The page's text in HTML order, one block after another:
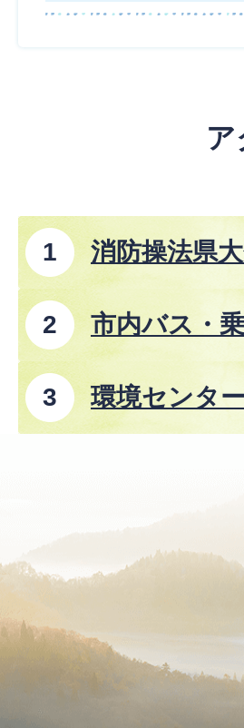
消防操法県
市内バス・
8年8月1日改
環境センタ